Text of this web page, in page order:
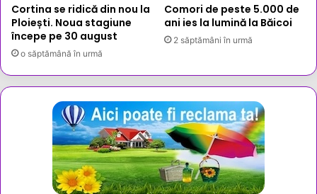
Cortina se ridică din nou la
Ploiești. Noua stagiune
începe pe 30 august
o săptămână în urmă
Comori de peste 5.000 de
ani ies la lumină la Băicoi
2 săptămâni în urmă